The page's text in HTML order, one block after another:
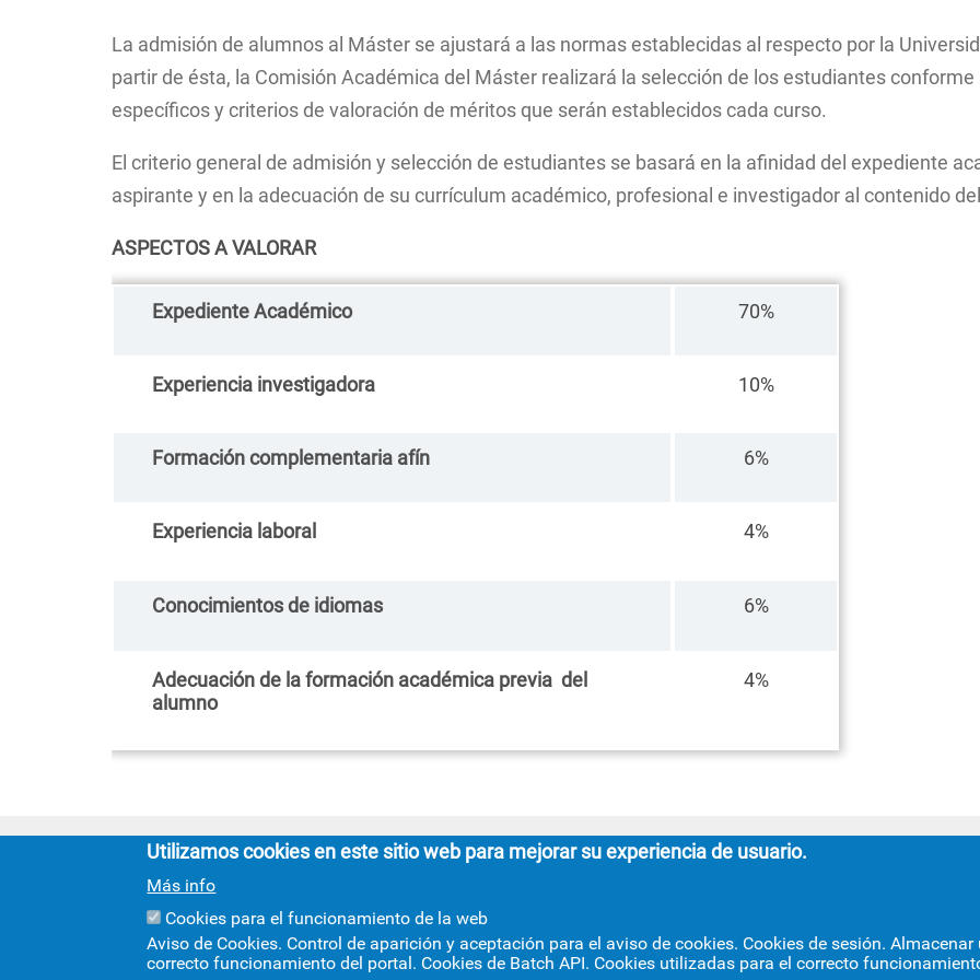
Innovación Docente
Inspección Docente
Programa del Equipo Decanal
Grado
Máster
Doble
Prehistoria y
de
navegación
La admisión de alumnos al Máster se ajustará a las normas establecidas al respecto por la
partir de ésta, la Comisión Académica del Máster realizará la selección de los estudiantes
específicos y criterios de valoración de méritos que serán establecidos cada curso.
El criterio general de admisión y selección de estudiantes se basará en la afinidad del expediente
aspirante y en la adecuación de su currículum académico, profesional e investigador al contenido
ASPECTOS A VALORAR
Expediente Académico 70%
Experiencia investigadora 10%
Formación complementaria afín 6%
Experiencia laboral 4%
Conocimientos de idiomas 6%
Adecuación de la formación académica previa del
alumno
4%
FACULTAD DE GEOGRAFÍA E
C/ Doña María de Padilla, s/n.
Utilizamos cookies en este sitio web para mejorar su experiencia de usuario.
Más info
Cookies para el funcionamiento de la web
Aviso de Cookies. Control de aparición y aceptación para el aviso de cookies. Cookies de sesión.
correcto funcionamiento del portal. Cookies de Batch API. Cookies utilizadas para el correcto